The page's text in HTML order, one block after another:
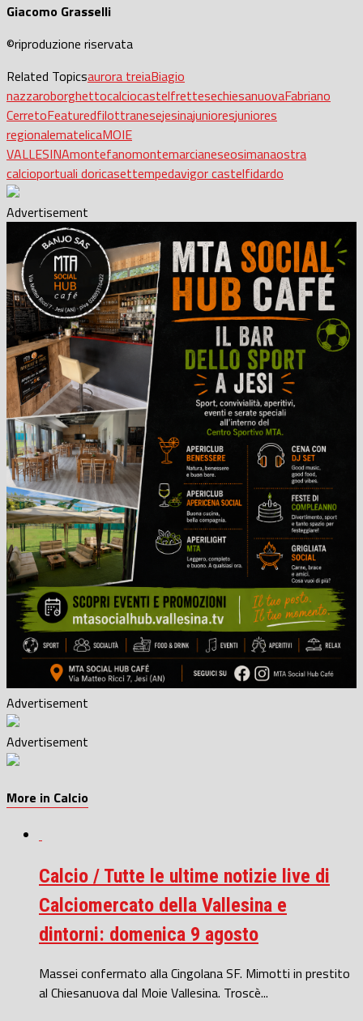
Giacomo Grasselli
©riproduzione riservata
Related Topicsaurora treiaBiagio
nazzaroborghettocalciocastelfrettesechiesanuovaFabriano
CerretoFeaturedfilottranesejesinajunioresjuniores
regionalematelicaMOIE
VALLESINAmontefanomontemarcianeseosimanaostra
calcioportuali doricasettempedavigor castelfidardo
Advertisement
Advertisement
Advertisement
More in Calcio
Calcio / Tutte le ultime notizie live di
Calciomercato della Vallesina e
dintorni: domenica 9 agosto
Massei confermato alla Cingolana SF. Mimotti in prestito
al Chiesanuova dal Moie Vallesina. Troscè...